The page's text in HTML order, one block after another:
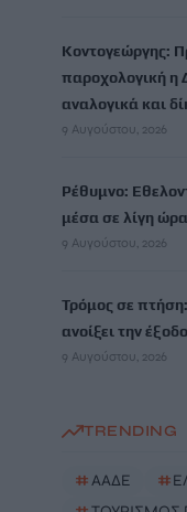
Κοντογεώργης:
παροχολογική η
αναλογικά και
9 Αυγούστου, 2026
Ρέθυμνο:
μέσα σε λίγη ώρα
9 Αυγούστου, 2026
Τρόμος σε
ανοίξει την
9 Αυγούστου, 2026
TRENDING
#ΑΑΔΕ #